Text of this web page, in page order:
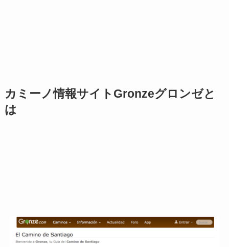
カミーノ情報サイトGronzeグロンゼと
は